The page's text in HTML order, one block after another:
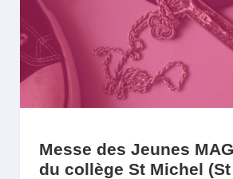
Messe des Jeunes
du collège St Michel